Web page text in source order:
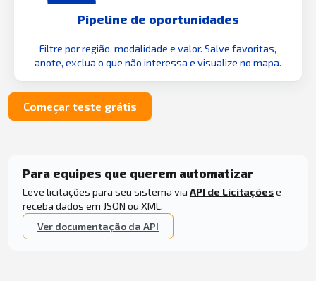
Pipeline de oportunidades
Filtre por região, modalidade e valor. Salve favoritas,
anote, exclua o que não interessa e visualize no mapa.
Começar teste grátis
Para equipes que querem automatizar
Leve licitações para seu sistema via API de Licitaçõese
receba dados em JSON ou XML.
Ver documentação da API